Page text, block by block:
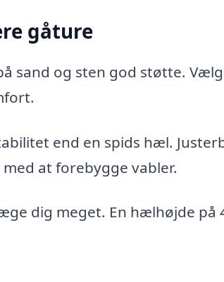
gåture
sand og sten god støtte.
end en spids hæl.
at forebygge vabler.
dig meget. En hælhøjde på